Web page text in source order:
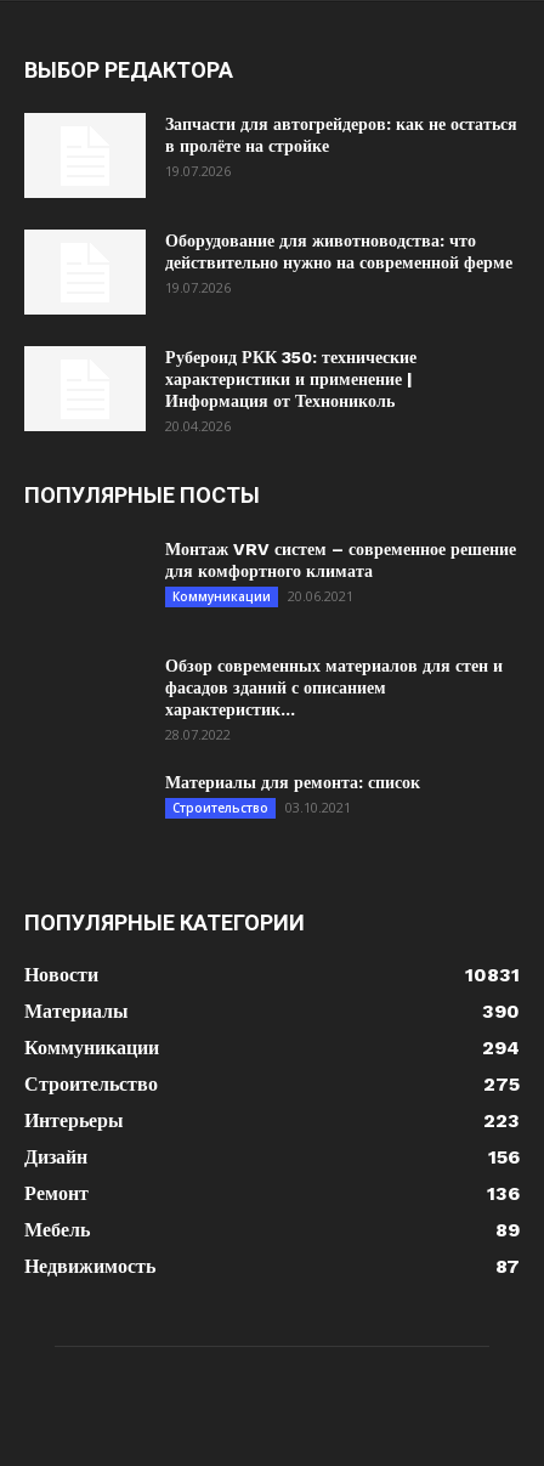
ВЫБОР РЕДАКТОРА
Запчасти для автогрейдеров: как не остаться
в пролёте на стройке
19.07.2026
Оборудование для животноводства: что
действительно нужно на современной ферме
19.07.2026
Рубероид РКК 350: технические
характеристики и применение |
Информация от Технониколь
20.04.2026
ПОПУЛЯРНЫЕ ПОСТЫ
Монтаж VRV систем – современное решение
для комфортного климата
Коммуникации 20.06.2021
Обзор современных материалов для стен и
фасадов зданий с описанием
характеристик...
28.07.2022
Материалы для ремонта: список
Строительство 03.10.2021
ПОПУЛЯРНЫЕ КАТЕГОРИИ
Новости
10831
Материалы
390
Коммуникации
294
Строительство
275
Интерьеры
223
Дизайн
156
Ремонт
136
Мебель
89
Недвижимость
87